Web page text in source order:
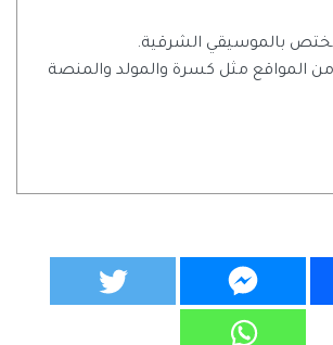
بالموسيقي الشرقية.
المواقع مثل كسرة والمولد والمنصة